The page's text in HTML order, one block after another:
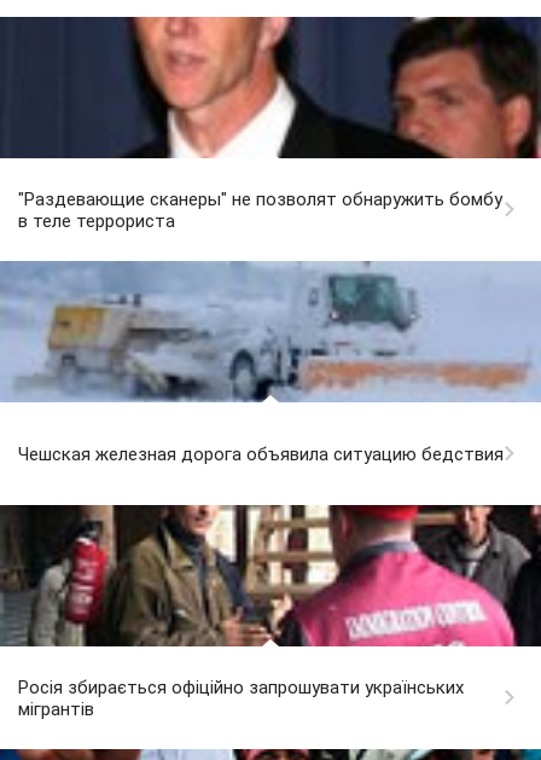
"Раздевающие сканеры" не позволят обнаружить бомбу
в теле террориста
Чешская железная дорога объявила ситуацию бедствия
Росія збирається офіційно запрошувати українських
мігрантів